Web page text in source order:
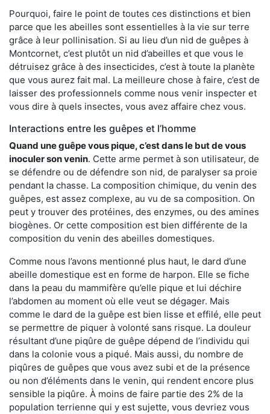
Pourquoi, faire le point de toutes ces distinctions et bien
parce que les abeilles sont essentielles à la vie sur terre
grâce à leur pollinisation. Si au lieu d’un nid de guêpes à
Montcornet, c’est plutôt un nid d’abeilles et que vous le
détruisez grâce à des insecticides, c’est à toute la planète
que vous aurez fait mal. La meilleure chose à faire, c’est de
laisser des professionnels comme nous venir inspecter et
vous dire à quels insectes, vous avez affaire chez vous.
Interactions entre les guêpes et l’homme
Quand une guêpe vous pique, c’est dans le but de vous
inoculer son venin. Cette arme permet à son utilisateur, de
se défendre ou de défendre son nid, de paralyser sa proie
pendant la chasse. La composition chimique, du venin des
guêpes, est assez complexe, au vu de sa composition. On
peut y trouver des protéines, des enzymes, ou des amines
biogènes. Or cette composition est bien différente de la
composition du venin des abeilles domestiques.
Comme nous l’avons mentionné plus haut, le dard d’une
abeille domestique est en forme de harpon. Elle se fiche
dans la peau du mammifère qu’elle pique et lui déchire
l’abdomen au moment où elle veut se dégager. Mais
comme le dard de la guêpe est bien lisse et effilé, elle peut
se permettre de piquer à volonté sans risque. La douleur
résultant d’une piqûre de guêpe dépend de l’individu qui
dans la colonie vous a piqué. Mais aussi, du nombre de
piqûres de guêpes que vous avez subi et de la présence
ou non d’éléments dans le venin, qui rendent encore plus
sensible la piqûre. À moins de faire partie des 2% de la
population terrienne qui y est sujette, vous devriez vous